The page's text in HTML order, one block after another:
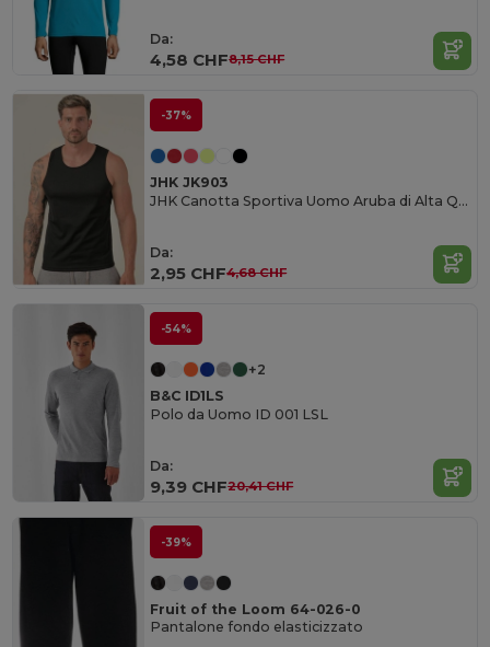
Da:
4,58 CHF8,15 CHF
-37%
JHK JK903
JHK Canotta Sportiva Uomo Aruba di Alta Qualità
Da:
2,95 CHF4,68 CHF
-54%
+2
B&C ID1LS
Polo da Uomo ID 001 LSL
Da:
9,39 CHF20,41 CHF
-39%
Fruit of the Loom 64-026-0
Pantalone fondo elasticizzato